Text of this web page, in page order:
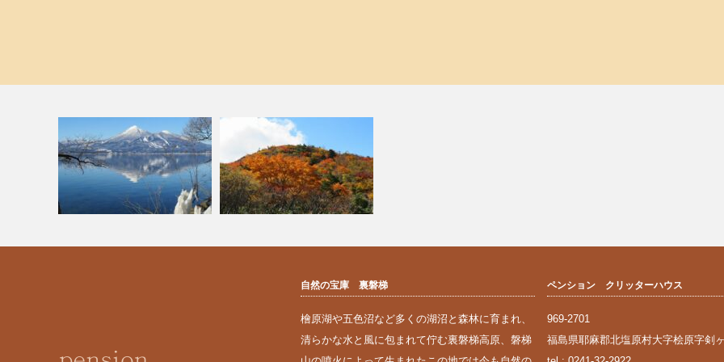
安達太良山の紅葉見頃自然の宝庫 裏磐梯
檜原湖や五色沼など多くの湖沼と森林に育まれ、
清らかな水と風に包まれて佇む裏磐梯高原、磐梯
ペンション クリッターハウス
969-2701
福島県耶麻郡北塩原村大字桧原字剣